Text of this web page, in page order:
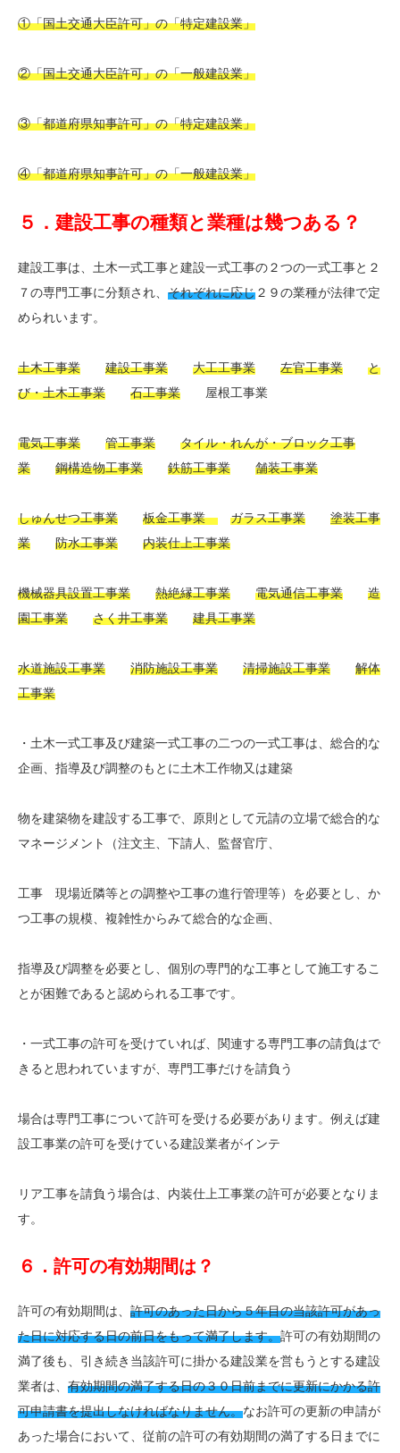
①「国土交通大臣許可」の「特定建設業」
②「国土交通大臣許可」の「一般建設業」
③「都道府県知事許可」の「特定建設業」
④「都道府県知事許可」の「一般建設業」
５．建設工事の種類と業種は幾つある？
建設工事は、土木一式工事と建設一式工事の２つの一式工事と２
７の専門工事に分類され、 それぞれに応じ２９の業種が法律で定
められいます。
土木工事業 建設工事業 大工工事業 左官工事業
と
び・土木工事業
石工事業 屋根工事業
電気工事業 管工事業
タイル・れんが・ブロック工事
業
鋼構造物工事業 鉄筋工事業 舗装工事業
しゅんせつ工事業 板金工事業 ガラス工事業
塗装工事
業
防水工事業 内装仕上工事業
機械器具設置工事業 熱絶縁工事業 電気通信工事業
造
園工事業
さく井工事業 建具工事業
水道施設工事業 消防施設工事業 清掃施設工事業
解体
工事業
・土木一式工事及び建築一式工事の二つの一式工事は、総合的な
企画、指導及び調整のもとに土木工作物又は建築
物を建築物を建設する工事で、原則として元請の立場で総合的な
マネージメント（注文主、下請人、監督官庁、
工事 現場近隣等との調整や工事の進行管理等）を必要とし、か
つ工事の規模、複雑性からみて総合的な企画、
指導及び調整を必要とし、個別の専門的な工事として施工するこ
とが困難であると認められる工事です。
・一式工事の許可を受けていれば、関連する専門工事の請負はで
きると思われていますが、専門工事だけを請負う
場合は専門工事について許可を受ける必要があります。例えば建
設工事業の許可を受けている建設業者がインテ
リア工事を請負う場合は、内装仕上工事業の許可が必要となりま
す。
６．許可の有効期間は？
許可の有効期間は、 許可のあった日から５年目の当該許可があっ
た日に対応する日の前日をもって満了します。許可の有効期間の
満了後も、引き続き当該許可に掛かる建設業を営もうとする建設
業者は、 有効期間の満了する日の３０日前までに更新にかかる許
可申請書を提出しなければなりません。なお許可の更新の申請が
あった場合において、従前の許可の有効期間の満了する日までに